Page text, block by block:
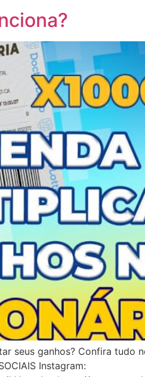
seus ganhos? Confira tudo
Instagram: